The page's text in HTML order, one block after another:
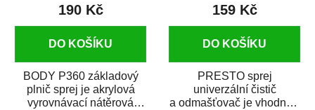
190 Kč
DO KOŠÍKU
BODY P360 základový
plnič sprej je akrylová
vyrovnávací nátěrová
159 Kč
DO KOŠÍKU
PRESTO sprej
univerzální čistič
a odmašťovač je vhodný k